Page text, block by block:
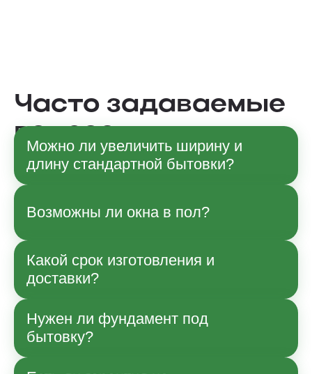
Часто задаваемые
вопросы
Можно ли увеличить ширину и
длину стандартной бытовки?
Да, по согласованию с менеджером
возможны изменения габаритов в рамках
параметры и влияние на стоимость
уточняйте при заказе.
Возможны ли окна в пол?
Да, возможно.
Какой срок изготовления и
доставки?
Срок зависит от модели и загрузки
производства; ориентиры указаны в
Нужен ли фундамент под
бытовку?